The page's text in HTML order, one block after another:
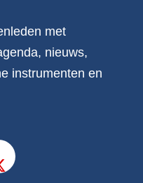
met
nieuws,
instrumenten en